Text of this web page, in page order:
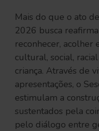
Mais do que o ato
2026 busca
reconhecer, acolher
cultural, social,
criança. Através de
apresentações, o
estimulam a
sustentados pela
pelo diálogo entre